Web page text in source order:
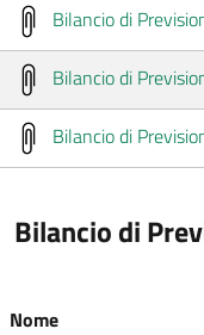
Bilancio di
Bilancio di
Bilancio di
Bilancio di
Nome